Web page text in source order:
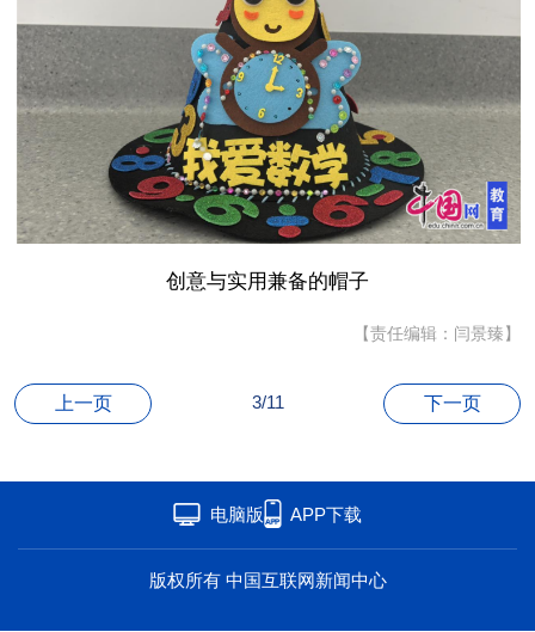
国情 助残 一带一路
海洋 草原 湾区
联盟 心理 老年
创意与实用兼备的帽子
【责任编辑：闫景臻】
上一页 3/11 下一页
电脑版 APP下载
版权所有 中国互联网新闻中心